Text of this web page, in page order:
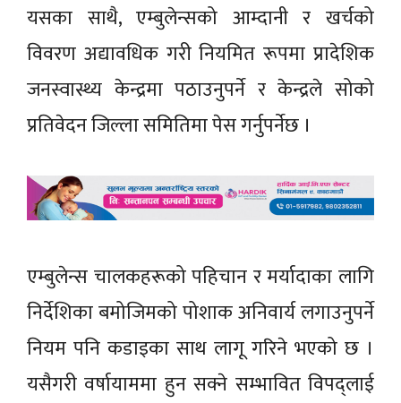
यसका साथै, एम्बुलेन्सको आम्दानी र खर्चको
विवरण अद्यावधिक गरी नियमित रूपमा प्रादेशिक
जनस्वास्थ्य केन्द्रमा पठाउनुपर्ने र केन्द्रले सोको
प्रतिवेदन जिल्ला समितिमा पेस गर्नुपर्नेछ ।
एम्बुलेन्स चालकहरूको पहिचान र मर्यादाका लागि
निर्देशिका बमोजिमको पोशाक अनिवार्य लगाउनुपर्ने
नियम पनि कडाइका साथ लागू गरिने भएको छ ।
यसैगरी वर्षायाममा हुन सक्ने सम्भावित विपद्लाई